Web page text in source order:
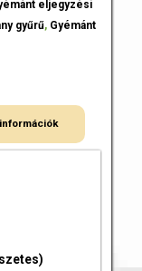
eljegyzési
gyűrű, Gyémánt